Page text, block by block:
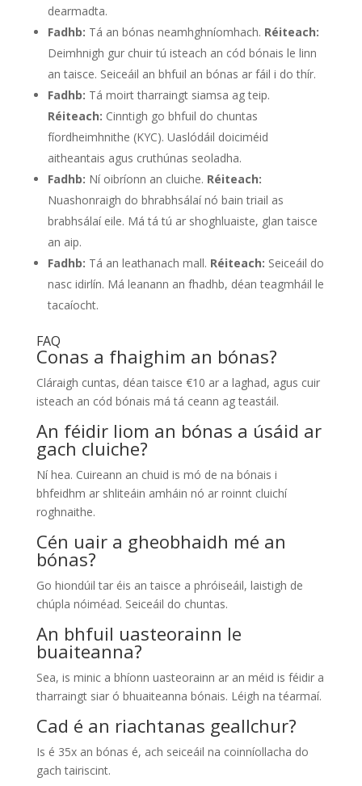
dearmadta.
Fadhb: Tá an bónas neamhghníomhach. Réiteach:
Deimhnigh gur chuir tú isteach an cód bónais le linn
an taisce. Seiceáil an bhfuil an bónas ar fáil i do thír.
Fadhb: Tá moirt tharraingt siamsa ag teip.
Réiteach: Cinntigh go bhfuil do chuntas
fíordheimhnithe (KYC). Uaslódáil doiciméid
aitheantais agus cruthúnas seoladha.
Fadhb: Ní oibríonn an cluiche. Réiteach:
Nuashonraigh do bhrabhsálaí nó bain triail as
brabhsálaí eile. Má tá tú ar shoghluaiste, glan taisce
an aip.
Fadhb: Tá an leathanach mall. Réiteach: Seiceáil do
nasc idirlín. Má leanann an fhadhb, déan teagmháil le
tacaíocht.
FAQ
Conas a fhaighim an bónas?
Cláraigh cuntas, déan taisce €10 ar a laghad, agus cuir
isteach an cód bónais má tá ceann ag teastáil.
An féidir liom an bónas a úsáid ar
gach cluiche?
Ní hea. Cuireann an chuid is mó de na bónais i
bhfeidhm ar shliteáin amháin nó ar roinnt cluichí
roghnaithe.
Cén uair a gheobhaidh mé an
bónas?
Go hiondúil tar éis an taisce a phróiseáil, laistigh de
chúpla nóiméad. Seiceáil do chuntas.
An bhfuil uasteorainn le
buaiteanna?
Sea, is minic a bhíonn uasteorainn ar an méid is féidir a
tharraingt siar ó bhuaiteanna bónais. Léigh na téarmaí.
Cad é an riachtanas geallchur?
Is é 35x an bónas é, ach seiceáil na coinníollacha do
gach tairiscint.